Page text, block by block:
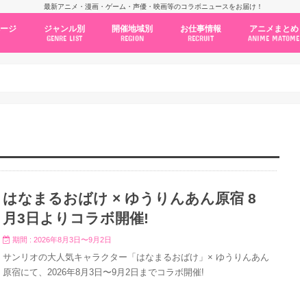
最新アニメ・漫画・ゲーム・声優・映画等のコラボニュースをお届け！
ジ ジャンル別
GENRE LIST
開催地域別
REGION
お仕事情報
RECRUIT
アニメまとめ
ANIME MATOME
はなまるおばけ × ゆうりんあん原宿 8
月3日よりコラボ開催!
期間 : 2026年8月3日〜9月2日
サンリオの大人気キャラクター「はなまるおばけ」× ゆうりんあん
原宿にて、2026年8月3日〜9月2日までコラボ開催!